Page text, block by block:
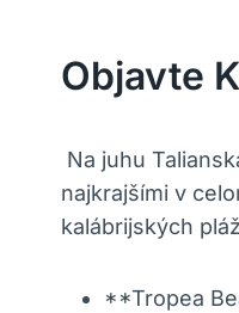
Objavte
Na juhu
najkrajšími v‌
kalábrijských
**Tropea